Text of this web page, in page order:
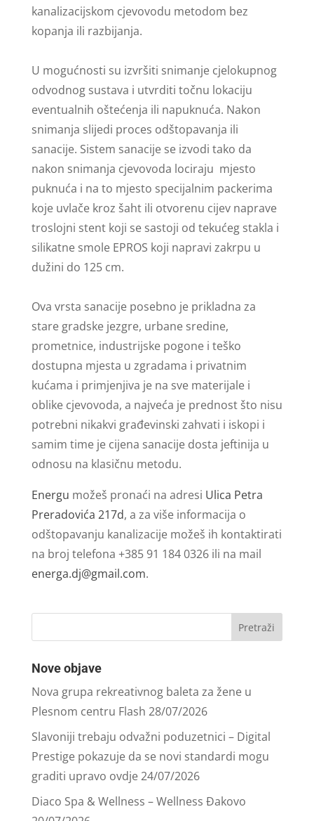
kanalizacijskom cjevovodu metodom bez
kopanja ili razbijanja.
U mogućnosti su izvršiti snimanje cjelokupnog
odvodnog sustava i utvrditi točnu lokaciju
eventualnih oštećenja ili napuknuća. Nakon
snimanja slijedi proces odštopavanja ili
sanacije. Sistem sanacije se izvodi tako da
nakon snimanja cjevovoda lociraju mjesto
puknuća i na to mjesto specijalnim packerima
koje uvlače kroz šaht ili otvorenu cijev naprave
troslojni stent koji se sastoji od tekućeg stakla i
silikatne smole EPROS koji napravi zakrpu u
dužini do 125 cm.
Ova vrsta sanacije posebno je prikladna za
stare gradske jezgre, urbane sredine,
prometnice, industrijske pogone i teško
dostupna mjesta u zgradama i privatnim
kućama i primjenjiva je na sve materijale i
oblike cjevovoda, a najveća je prednost što nisu
potrebni nikakvi građevinski zahvati i iskopi i
samim time je cijena sanacije dosta jeftinija u
odnosu na klasičnu metodu.
Energu možeš pronaći na adresi Ulica Petra
Preradovića 217d, a za više informacija o
odštopavanju kanalizacije možeš ih kontaktirati
na broj telefona +385 91 184 0326 ili na mail
energa.dj@gmail.com.
Nove objave
Nova grupa rekreativnog baleta za žene u
Plesnom centru Flash 28/07/2026
Slavoniji trebaju odvažni poduzetnici – Digital
Prestige pokazuje da se novi standardi mogu
graditi upravo ovdje24/07/2026
Diaco Spa & Wellness – Wellness Đakovo